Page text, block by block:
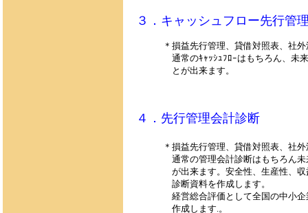
３．キャッシュフロー先行管
＊損益先行管理、貸借対照表、社外
通常のｷｬｯｼｭﾌﾛｰはもちろん、未来
とが出来ます。
４．先行管理会計診断
＊損益先行管理、貸借対照表、社外
通常の管理会計診断はもちろん未来
が出来ます。安全性、生産性、収益
診断資料を作成します。
経営総合評価として全国の中小企業
作成します.。